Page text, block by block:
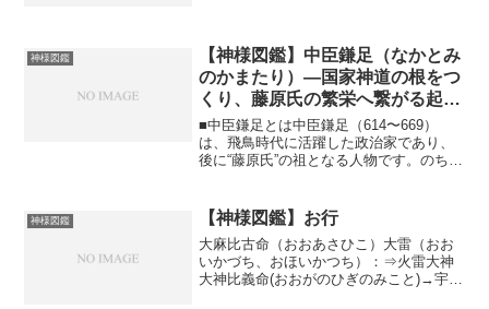
いかづち、わけいかつ...
神様図鑑
【神様図鑑】中臣鎌足（なかとみ
のかまたり）―国家神道の根をつ
くり、藤原氏の繁栄へ繋がる起点
となった男―
■中臣鎌足とは中臣鎌足（614〜669）
は、飛鳥時代に活躍した政治家であり、
後に“藤原氏”の祖となる人物です。のちの
システム」の中心を形づくる土台の最初
の起点が、この人...
神様図鑑 【神様図鑑】お行
大麻比古命（おおあさひこ）大雷（おお
いかづち、おほいかつち）：⇒火雷大神
大神比義命(おおがのひぎのみこと)→宇佐